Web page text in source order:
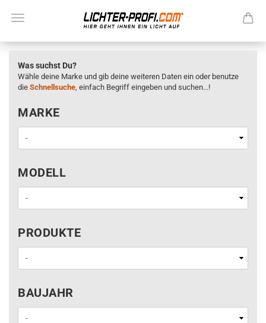
Was suchst Du?
Wähle deine Marke und gib deine weiteren Daten ein oder benutze
die Schnellsuche, einfach Begriff eingeben und suchen...!
MARKE
MARKE
MODELL
MODELL
PRODUKTE
PRODUKTE
BAUJAHR
BAUJAHR